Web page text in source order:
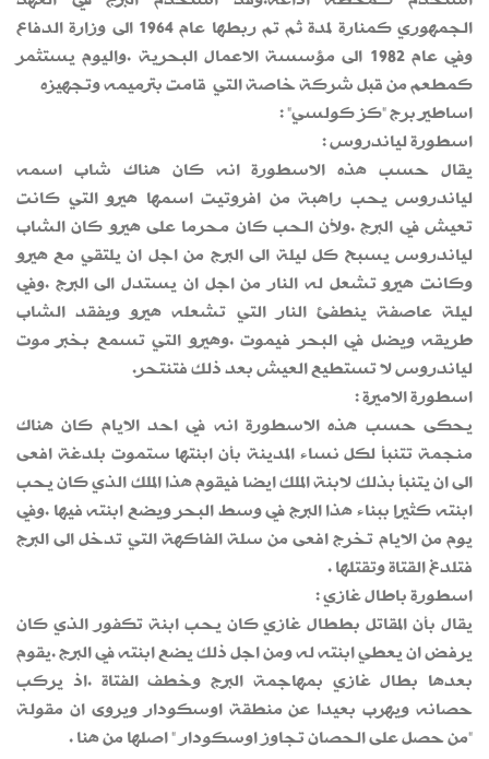
الجمهوري كمنارة لمدة ثم تم ربطها عام 1964 الى وزارة الدفاع
وفي عام 1982 الى مؤسسة الاعمال البحرية .واليوم يستثمر
كمطعم من قبل شركة خاصة التي قامت بترميمه وتجهيزه
اساطير برج "كز كولسي" :
اسطورة لياندروس :
يقال حسب هذه الاسطورة انه كان هناك شاب اسمه
لياندروس يحب راهبة من افروتيت اسمها هيرو التي كانت
تعيش في البرج .ولأن الحب كان محرما على هيرو كان الشاب
لياندروس يسبح كل ليلة الى البرج من اجل ان يلتقي مع هيرو
وكانت هيرو تشعل له النار من اجل ان يستدل الى البرج .وفي
ليلة عاصفة ينطفئ النار التي تشعله هيرو ويفقد الشاب
طريقه ويضل في البحر فيموت .وهيرو التي تسمع بخبر موت
لياندروس لا تستطيع العيش بعد ذلك فتنتحر.
اسطورة الاميرة :
يحكى حسب هذه الاسطورة انه في احد الايام كان هناك
منجمة تتنبأ لكل نساء المدينة بأن ابنتها ستموت بلدغة افعى
الى ان يتنبأ بذلك لابنة الملك ايضا فيقوم هذا الملك الذي كان يحب
ابنته كثيرا ببناء هذا البرج في وسط البحر ويضع ابنته فيها .وفي
يوم من الايام تخرج افعى من سلة الفاكهة التي تدخل الى البرج
فتلدغ القتاة وتقتلها .
اسطورة باطال غازي :
يقال بأن المقاتل بططال غازي كان يحب ابنة تكفور الذي كان
يرفض ان يعطي ابنته له ومن اجل ذلك يضع ابنته في البرج .يقوم
بعدها بطال غازي بمهاجمة البرج وخطف الفتاة .اذ يركب
حصانه ويهرب بعيدا عن منطقة اوسكودار ويروى ان مقولة
"من حصل على الحصان تجاوز اوسكودار " اصلها من هنا .